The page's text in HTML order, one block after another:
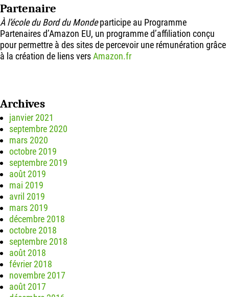
Partenaire
À l’école du Bord du Mondeparticipe au Programme
Partenaires d’Amazon EU, un programme d’affiliation conçu
pour permettre à des sites de percevoir une rémunération grâce
à la création de liens versAmazon.fr
Archives
janvier 2021
septembre 2020
mars 2020
octobre 2019
septembre 2019
août 2019
mai 2019
avril 2019
mars 2019
décembre 2018
octobre 2018
septembre 2018
août 2018
février 2018
novembre 2017
août 2017